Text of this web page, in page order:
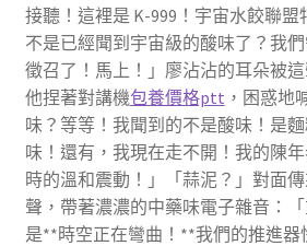
接聽！這裡是 K-999！宇宙水餃聯
不是已經聞到宇宙級的酸味了？我
徵召了！馬上！」廖沾沾的耳朵被
他捏著對講機包養價格ptt ，困惑地
味？等等！我聞到的不是酸味！是
味！還有，我現在走不開！我的陳
時的溫和震動！」「蒜泥？」對面
聲，帶著濃濃的中藥味電子雜音：
是**時空正在彎曲！**我們的推進器